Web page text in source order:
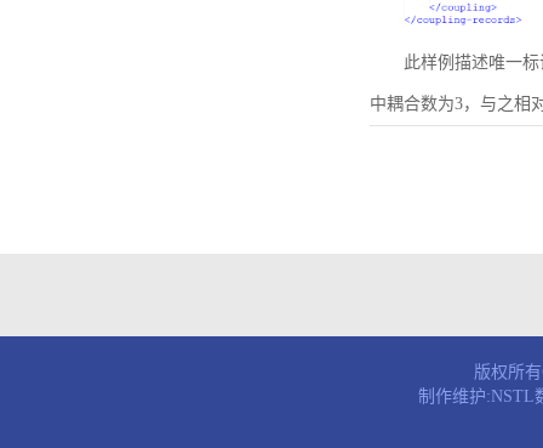
此样例描述唯一标
中耦合数为3，与之相
版权所
制作维护:NSTL